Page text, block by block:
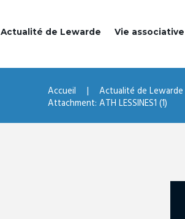
Actualité de Lewarde Vie associative
Accueil Actualité de Lewarde
Attachment: ATH LESSINES1 (1)